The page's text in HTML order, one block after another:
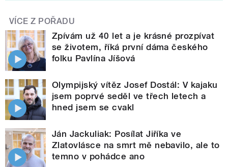
VÍCE Z POŘADU
Zpívám už 40 let a je krásné prozpívat
se životem, říká první dáma českého
folku Pavlína Jíšová
Olympijský vítěz Josef Dostál: V kajaku
jsem poprvé seděl ve třech letech a
hned jsem se cvakl
Ján Jackuliak: Posílat Jiříka ve
Zlatovlásce na smrt mě nebavilo, ale to
temno v pohádce ano